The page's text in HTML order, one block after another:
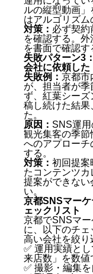
ルの縦型動画
はアルゴリズム
対策： 必ず契約
を確認する。
を書面で確認す
失敗パターン3
会社に依頼した
失敗例： 京都市
が、担当者が
ず、紅葉シーズ
稿し続けた結果
た。
原因： SNS運
観光集客の季節
へのアプローチ
する。
対策： 初回提案
たコンテンツ
提案ができない
い。
京都SNSマー
ェックリスト
京都でSNSマ
に、以下のチ
高い会社を絞り
✅ 運用実績と
来店数」を数
✅ 撮影・編集
京都のSNSマ
今が転換点か
京都のSNS活
京都に特有の
京都SNSマー
京都SNSマー
月額費用の相
京都SNSマーケ
策
失敗パター
しまった
失敗パターン
った